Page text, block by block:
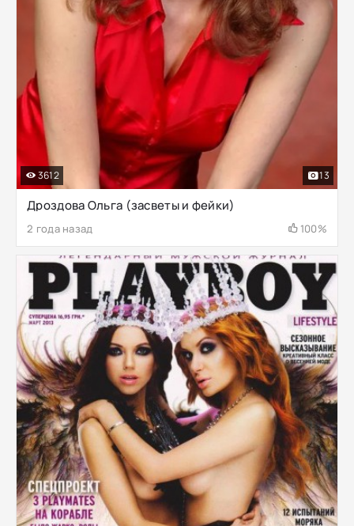
Дроздова Ольга (засветы и фейки)
2 года назад 100%
3612 13